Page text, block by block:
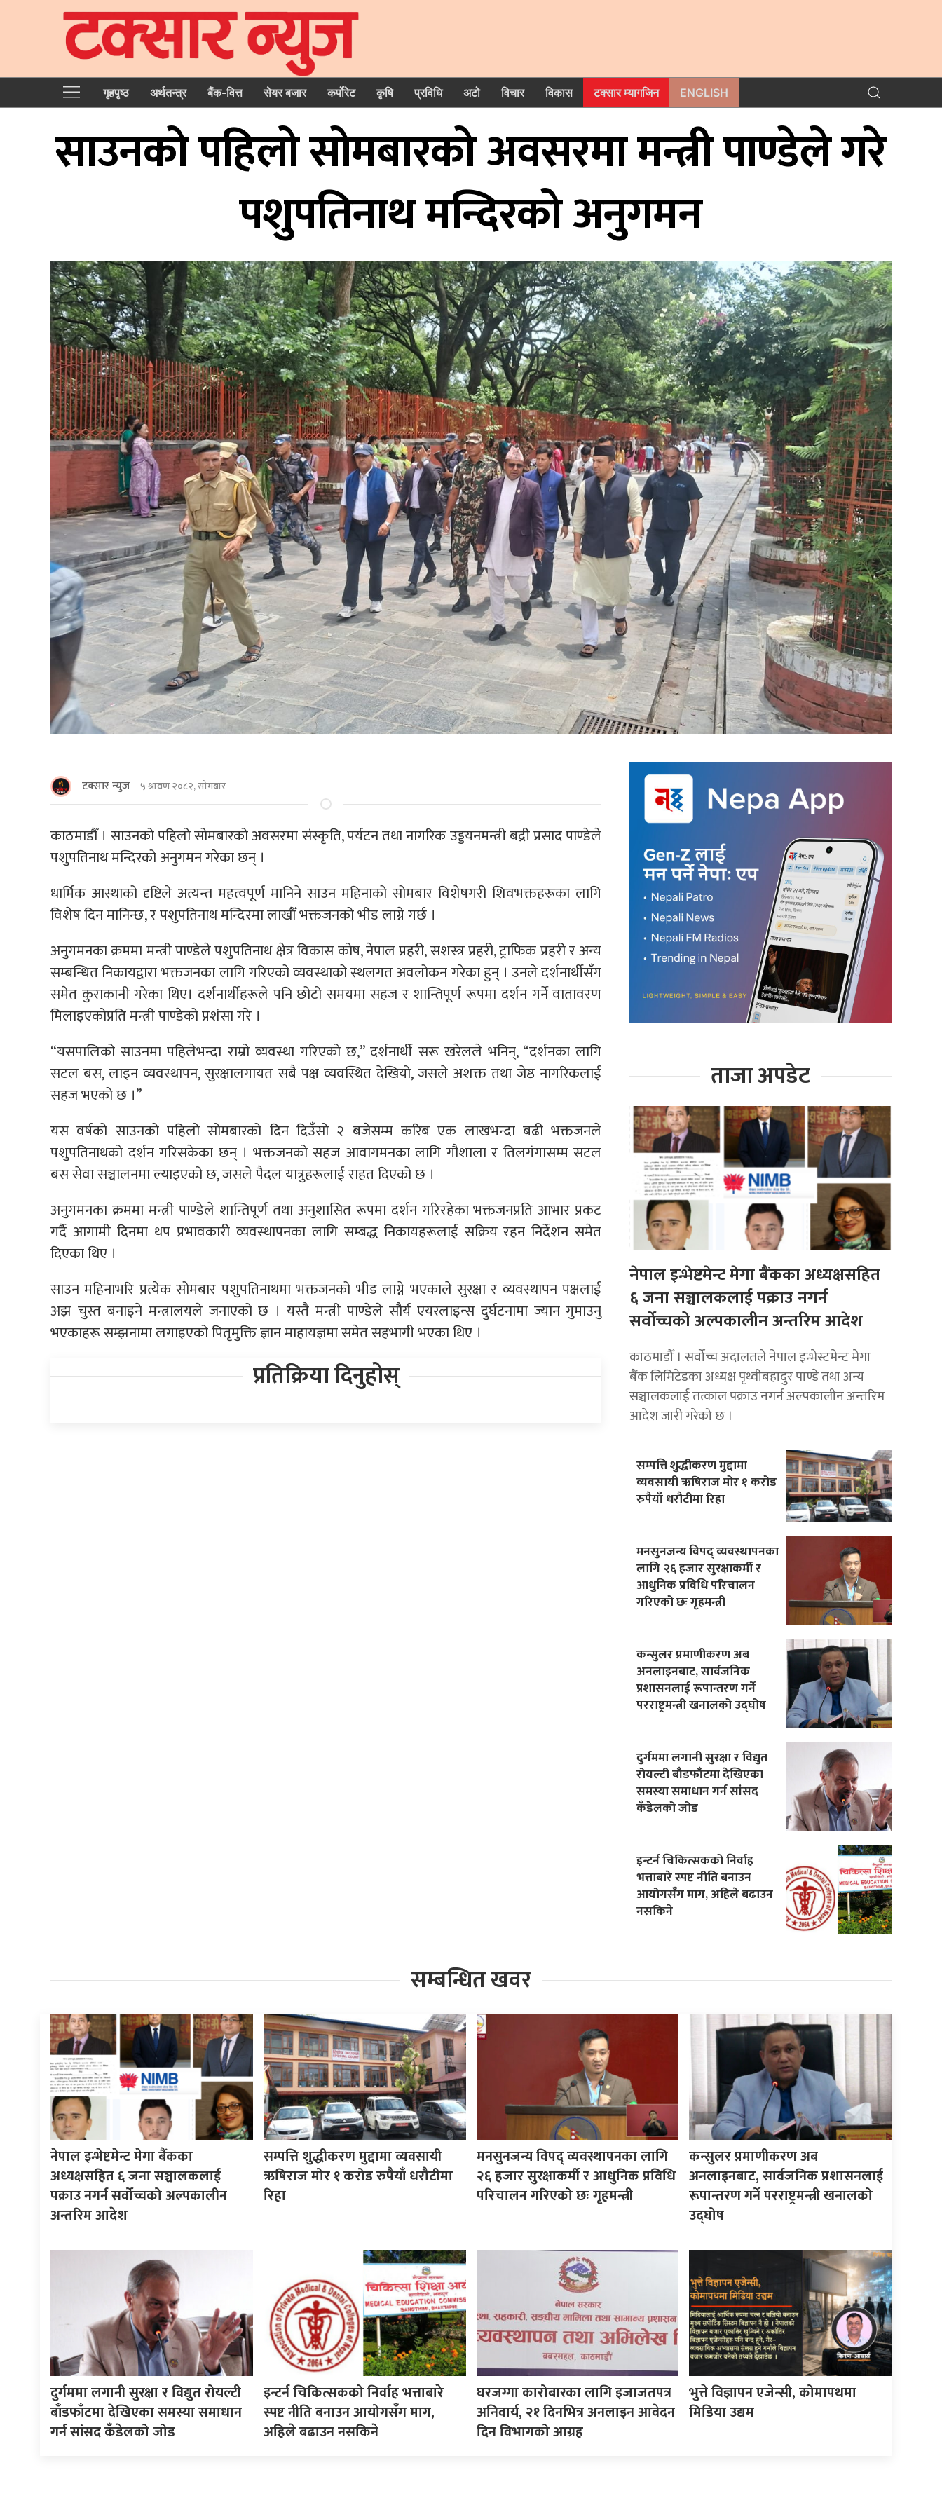
गृहपृष्‍ठ अर्थतन्त्र बैंक-वित्त सेयर बजार कर्पोरेट कृषि प्रविधि अटो विचार विकास टक्सार म्यागजिन ENGLISH
साउनकाे पहिलो साेमबारकाे अवसरमा मन्त्री पाण्डेले गरे
पशुपतिनाथ मन्दिरकाे अनुगमन
टक्सार न्युज ५ श्रावण २०८२, सोमबार
काठमाडौँ । साउनको पहिलो सोमबारको अवसरमा संस्कृति, पर्यटन तथा नागरिक उड्डयनमन्त्री बद्री प्रसाद पाण्डेले
पशुपतिनाथ मन्दिरको अनुगमन गरेका छन् ।
धार्मिक आस्थाको दृष्टिले अत्यन्त महत्वपूर्ण मानिने साउन महिनाको सोमबार विशेषगरी शिवभक्तहरूका लागि
विशेष दिन मानिन्छ, र पशुपतिनाथ मन्दिरमा लाखौँ भक्तजनको भीड लाग्ने गर्छ ।
अनुगमनका क्रममा मन्त्री पाण्डेले पशुपतिनाथ क्षेत्र विकास कोष, नेपाल प्रहरी, सशस्त्र प्रहरी, ट्राफिक प्रहरी र अन्य
सम्बन्धित निकायद्वारा भक्तजनका लागि गरिएको व्यवस्थाको स्थलगत अवलोकन गरेका हुन् । उनले दर्शनार्थीसँग
समेत कुराकानी गरेका थिए। दर्शनार्थीहरूले पनि छोटो समयमा सहज र शान्तिपूर्ण रूपमा दर्शन गर्ने वातावरण
मिलाइएकोप्रति मन्त्री पाण्डेको प्रशंसा गरे ।
“यसपालिको साउनमा पहिलेभन्दा राम्रो व्यवस्था गरिएको छ,” दर्शनार्थी सरू खरेलले भनिन्, “दर्शनका लागि
सटल बस, लाइन व्यवस्थापन, सुरक्षालगायत सबै पक्ष व्यवस्थित देखियो, जसले अशक्त तथा जेष्ठ नागरिकलाई
सहज भएको छ ।”
यस वर्षको साउनको पहिलो सोमबारको दिन दिउँसो २ बजेसम्म करिब एक लाखभन्दा बढी भक्तजनले
पशुपतिनाथको दर्शन गरिसकेका छन् । भक्तजनको सहज आवागमनका लागि गौशाला र तिलगंगासम्म सटल
बस सेवा सञ्चालनमा ल्याइएको छ, जसले पैदल यात्रुहरूलाई राहत दिएको छ ।
अनुगमनका क्रममा मन्त्री पाण्डेले शान्तिपूर्ण तथा अनुशासित रूपमा दर्शन गरिरहेका भक्तजनप्रति आभार प्रकट
गर्दै आगामी दिनमा थप प्रभावकारी व्यवस्थापनका लागि सम्बद्ध निकायहरूलाई सक्रिय रहन निर्देशन समेत
दिएका थिए ।
साउन महिनाभरि प्रत्येक सोमबार पशुपतिनाथमा भक्तजनको भीड लाग्ने भएकाले सुरक्षा र व्यवस्थापन पक्षलाई
अझ चुस्त बनाइने मन्त्रालयले जनाएको छ । यस्तै मन्त्री पाण्डेले सौर्य एयरलाइन्स दुर्घटनामा ज्यान गुमाउनु
भएकाहरू सम्झनामा लगाइएको पितृमुक्ति ज्ञान माहायज्ञमा समेत सहभागी भएका थिए ।
प्रतिक्रिया दिनुहोस्
ताजा अपडेट
नेपाल इन्भेष्टमेन्ट मेगा बैंकका अध्यक्षसहित
६ जना सञ्चालकलाई पक्राउ नगर्न
सर्वोच्चको अल्पकालीन अन्तरिम आदेश
काठमाडौँ । सर्वोच्च अदालतले नेपाल इन्भेस्टमेन्ट मेगा
बैंक लिमिटेडका अध्यक्ष पृथ्वीबहादुर पाण्डे तथा अन्य
सञ्चालकलाई तत्काल पक्राउ नगर्न अल्पकालीन अन्तरिम
आदेश जारी गरेको छ ।
सम्पत्ति शुद्धीकरण मुद्दामा
व्यवसायी ऋषिराज मोर १ करोड
रुपैयाँ धरौटीमा रिहा
मनसुनजन्य विपद् व्यवस्थापनका
लागि २६ हजार सुरक्षाकर्मी र
आधुनिक प्रविधि परिचालन
गरिएको छः गृहमन्त्री
कन्सुलर प्रमाणीकरण अब
अनलाइनबाट, सार्वजनिक
प्रशासनलाई रूपान्तरण गर्ने
परराष्ट्रमन्त्री खनालको उद्घोष
दुर्गममा लगानी सुरक्षा र विद्युत
रोयल्टी बाँडफाँटमा देखिएका
समस्या समाधान गर्न सांसद
कँडेलको जोड
इन्टर्न चिकित्सकको निर्वाह
भत्ताबारे स्पष्ट नीति बनाउन
आयोगसँग माग, अहिले बढाउन
नसकिने
सम्बन्धित खवर
नेपाल इन्भेष्टमेन्ट मेगा बैंकका
अध्यक्षसहित ६ जना सञ्चालकलाई
पक्राउ नगर्न सर्वोच्चको अल्पकालीन
अन्तरिम आदेश
सम्पत्ति शुद्धीकरण मुद्दामा व्यवसायी
ऋषिराज मोर १ करोड रुपैयाँ धरौटीमा
रिहा
मनसुनजन्य विपद् व्यवस्थापनका लागि
२६ हजार सुरक्षाकर्मी र आधुनिक प्रविधि
परिचालन गरिएको छः गृहमन्त्री
कन्सुलर प्रमाणीकरण अब
अनलाइनबाट, सार्वजनिक प्रशासनलाई
रूपान्तरण गर्ने परराष्ट्रमन्त्री खनालको
उद्घोष
दुर्गममा लगानी सुरक्षा र विद्युत रोयल्टी
बाँडफाँटमा देखिएका समस्या समाधान
गर्न सांसद कँडेलको जोड
इन्टर्न चिकित्सकको निर्वाह भत्ताबारे
स्पष्ट नीति बनाउन आयोगसँग माग,
अहिले बढाउन नसकिने
घरजग्गा कारोबारका लागि इजाजतपत्र
अनिवार्य, २१ दिनभित्र अनलाइन आवेदन
दिन विभागको आग्रह
भुत्ते विज्ञापन एजेन्सी, कोमापथमा
मिडिया उद्यम